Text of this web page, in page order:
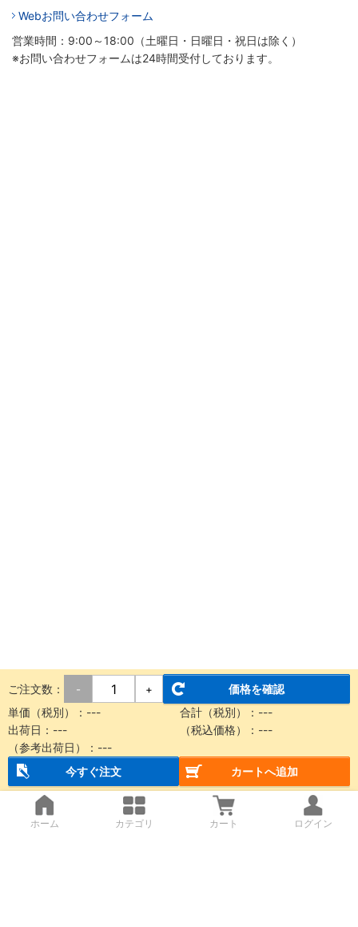
Webお問い合わせフォーム
営業時間：9:00～18:00（土曜日・日曜日・祝日は除く）
※お問い合わせフォームは24時間受付しております。
ご注文数： - +
価格を確認
単価（税別）： --- 合計（税別）： ---
出荷日： --- （税込価格）： ---
（参考出荷日）： ---
今すぐ注文
カートへ追加
ホーム カテゴリ カート ログイン